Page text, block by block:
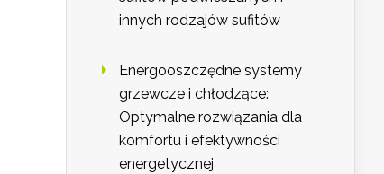
innych rodzajów sufitów
Energooszczędne systemy
grzewcze i chłodzące:
Optymalne rozwiązania dla
komfortu i efektywności
energetycznej